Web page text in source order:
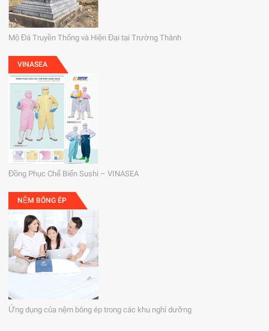
Mộ Đá Truyền Thống và Hiện Đại tại Trường Thành
VINASEA
Đồng Phục Chế Biến Sushi – VINASEA
NỆM BÔNG ÉP
Ứng dụng của nệm bông ép trong các khu nghỉ dưỡng